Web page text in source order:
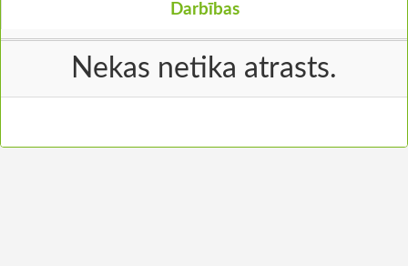
Darbības
Nekas netika atrasts.